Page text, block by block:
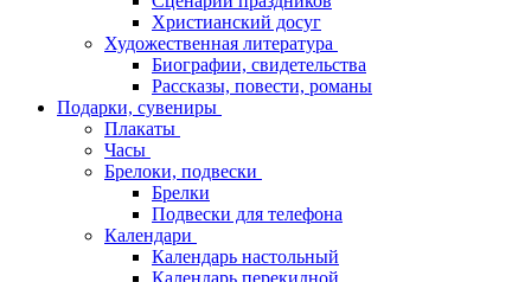
Христианский досуг
Художественная литература
Биографии, свидетельства
Рассказы, повести, романы
Подарки, сувениры
Плакаты
Часы
Брелоки, подвески
Брелки
Подвески для телефона
Календари
Календарь настольный